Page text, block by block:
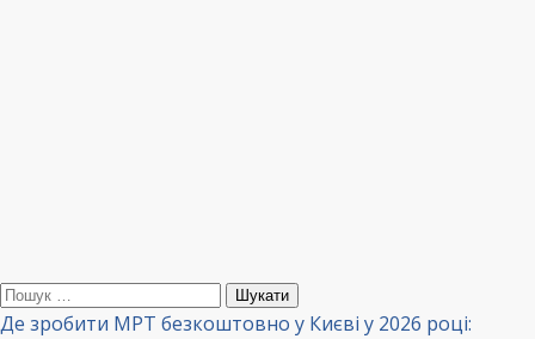
Пошук:
Де зробити МРТ безкоштовно у Києві у 2026 році: